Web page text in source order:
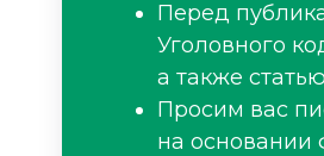
Перед
Уголовного
а также
Просим вас
на основании